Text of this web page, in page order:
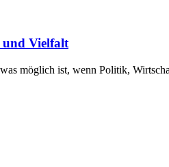
und Vielfalt
möglich ist, wenn Politik,